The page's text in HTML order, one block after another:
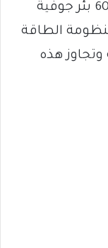
متقدمة وهامة لتشغيل أكثر من 600 بئر جوفية
الطاقة
هذه